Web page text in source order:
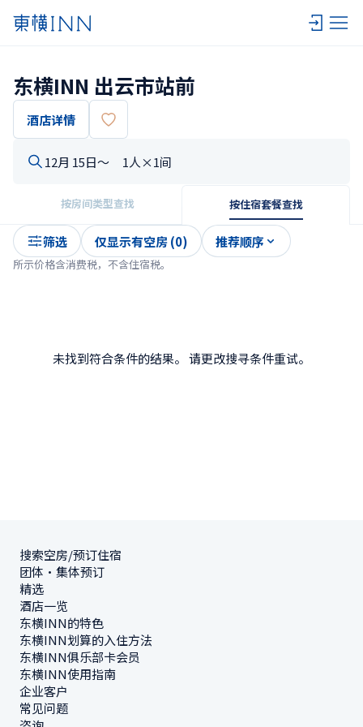
东横INN 出云市站前
酒店详情
12月 15日〜 1人×1间
按房间类型查找 按住宿套餐查找
筛选 仅显示有空房 (0) 推荐顺序
所示价格含消费税，不含住宿税。
未找到符合条件的结果。 请更改搜寻条件重试。
搜索空房/预订住宿
团体・集体预订
精选
酒店一览
东横INN的特色
东横INN划算的入住方法
东横INN俱乐部卡会员
东横INN使用指南
企业客户
常见问题